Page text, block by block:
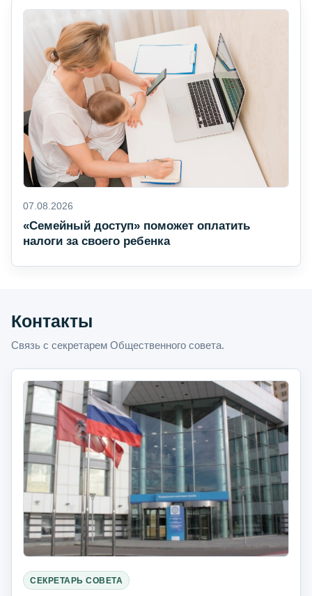
07.08.2026
«Семейный доступ» поможет оплатить
налоги за своего ребенка
Контакты
Связь с секретарем Общественного совета.
СЕКРЕТАРЬ СОВЕТА